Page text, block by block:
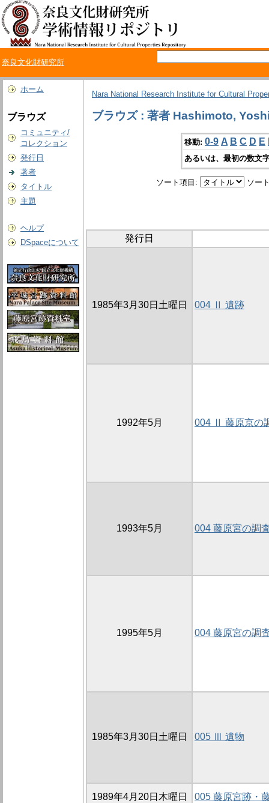
奈良文化財研究所
ホーム
ブラウズ
コミュニティ/
コレクション
発行日
著者
タイトル
主題
ヘルプ
DSpaceについて
Nara National Research Institute for Cultural
ブラウズ : 著者 Hashimoto,
移動: 0-9 A B C D E
あるいは、最初の数文
ソート項目: ソー
発行日
1985年3月30日土曜日 004 Ⅱ 遺跡
1992年5月 004 Ⅱ 藤原京の
1993年5月 004 藤原宮の調
1995年5月 004 藤原宮の調
1985年3月30日土曜日 005 Ⅲ 遺物
1989年4月20日木曜日 005 藤原宮跡・